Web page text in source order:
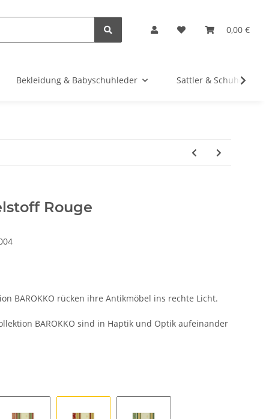
0,00 €
Bekleidung & Babyschuhleder Sattler & Schuhe
Rouge
BAROKKO rücken ihre Antikmöbel ins rechte Licht.
BAROKKO sind in Haptik und Optik aufeinander